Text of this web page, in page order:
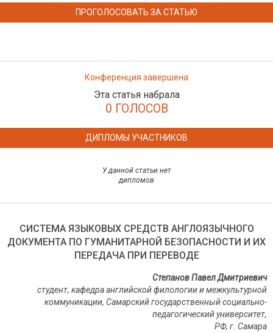
ПРОГОЛОСОВАТЬ ЗА СТАТЬЮ
Конференция завершена
Эта статья набрала
0 ГОЛОСОВ
ДИПЛОМЫ УЧАСТНИКОВ
У данной статьи нет
дипломов
СИСТЕМА ЯЗЫКОВЫХ СРЕДСТВ АНГЛОЯЗЫЧНОГО
ДОКУМЕНТА ПО ГУМАНИТАРНОЙ БЕЗОПАСНОСТИ И ИХ
ПЕРЕДАЧА ПРИ ПЕРЕВОДЕ
Степанов Павел Дмитриевич
студент, кафедра английской филологии и межкультурной
коммуникации, Самарский государственный социально-
педагогический университет,
РФ, г. Самара